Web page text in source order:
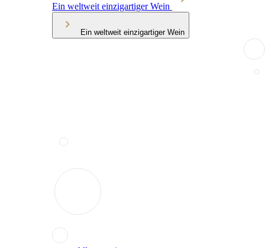
Ein weltweit einzigartiger Wein
Ein weltweit einzigartiger Wein